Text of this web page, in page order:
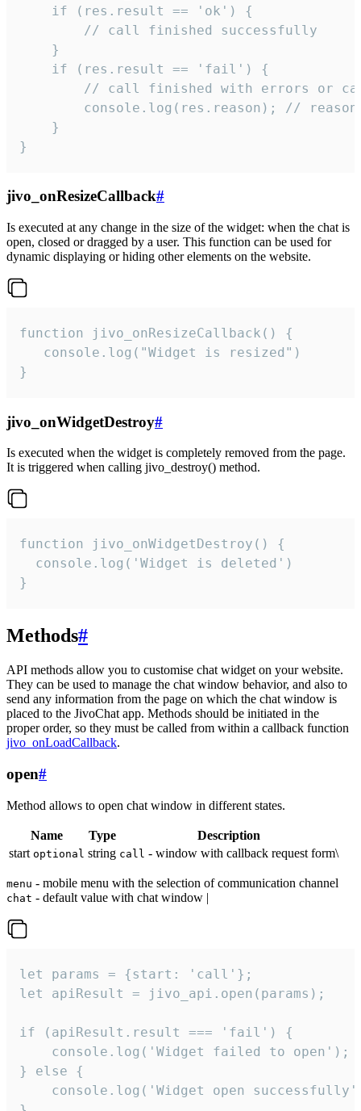
    if (res.result == 'ok') {
        // call finished successfully
    }
    if (res.result == 'fail') {
// call finished with errors or
console.log(res.reason); //
    }
}
jivo_onResizeCallback#
Is executed at any change in the size of the widget: when the chat is
open, closed or dragged by a user. This function can be used for
dynamic displaying or hiding other elements on the website.
function jivo_onResizeCallback() {
   console.log("Widget is resized")
}
jivo_onWidgetDestroy#
Is executed when the widget is completely removed from the page.
It is triggered when calling jivo_destroy() method.
function jivo_onWidgetDestroy() {
  console.log('Widget is deleted')
}
Methods#
API methods allow you to customise chat widget on your website.
They can be used to manage the chat window behavior, and also to
send any information from the page on which the chat window is
placed to the JivoChat app. Methods should be initiated in the
proper order, so they must be called from within a callback function
jivo_onLoadCallback.
open#
Method allows to open chat window in different states.
Name Type
Description
start optional string call - window with callback request form\
menu - mobile menu with the selection of communication channel
chat - default value with chat window |
let params = {start: 'call'};
let apiResult = jivo_api.open(params);
if (apiResult.result === 'fail') {
    console.log('Widget failed to open');
} else {
console.log('Widget open